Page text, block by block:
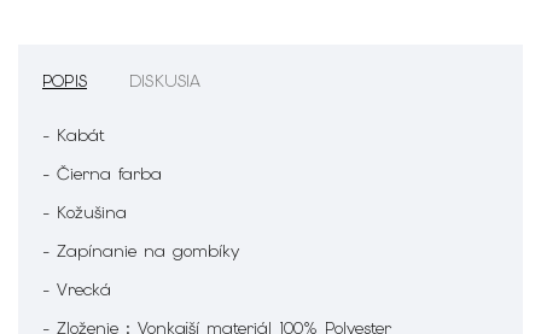
POPIS DISKUSIA
- Kabát
- Čierna farba
- Kožušina
- Zapínanie na gombíky
- Vrecká
- Zloženie : Vonkajší materiál 100% Polyester